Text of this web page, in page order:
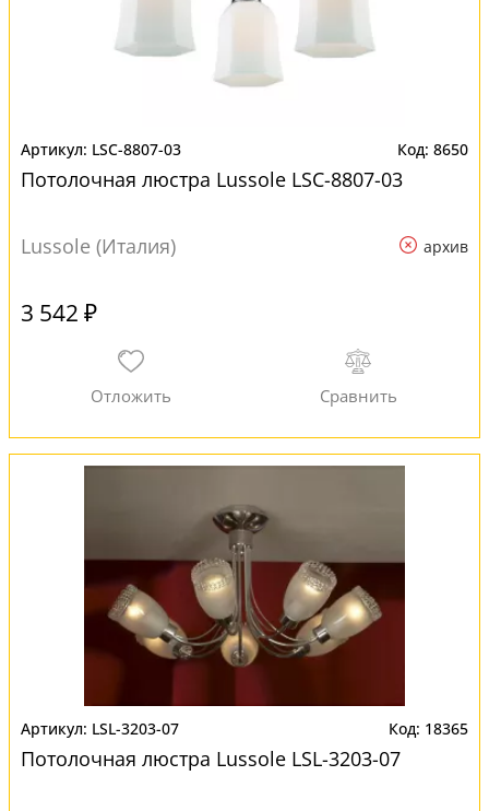
LSC-8807-03 8650
Потолочная люстра Lussole LSC-8807-03
Lussole (Италия) архив
3 542 ₽
LSL-3203-07 18365
Потолочная люстра Lussole LSL-3203-07